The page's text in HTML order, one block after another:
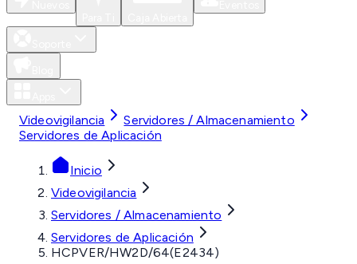
Videovigilancia
Servidores / Almacenamiento
Servidores de Aplicación
Inicio
Videovigilancia
Servidores / Almacenamiento
Servidores de Aplicación
HCPVER/HW2D/64(E2434)